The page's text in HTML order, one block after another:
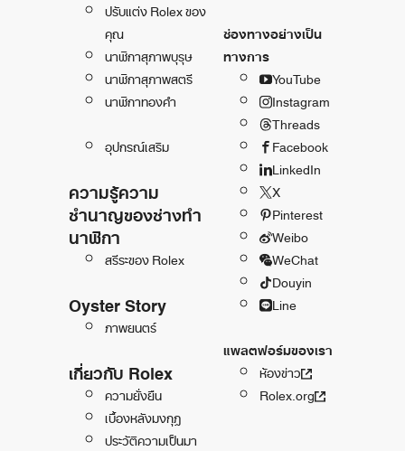
ปรับแต่ง Rolex ของ
คุณ
นาฬิกาสุภาพบุรุษ
นาฬิกาสุภาพสตรี
นาฬิกาทองคำ
อุปกรณ์เสริม
ความรู้ความ
ชำนาญของช่างทำ
นาฬิกา
สรีระของ Rolex
Oyster Story
ภาพยนตร์
เกี่ยวกับ Rolex
ความยั่งยืน
เบื้องหลังมงกุฎ
ประวัติความเป็นมา
ช่องทางอย่างเป็น
ทางการ
YouTube
Instagram
Threads
Facebook
LinkedIn
X
Pinterest
Weibo
WeChat
Douyin
Line
แพลตฟอร์มของเรา
ห้องข่าว
Rolex.org